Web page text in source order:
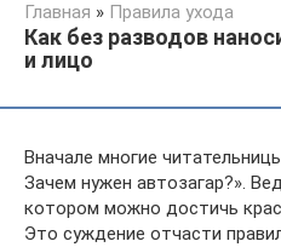
Главная » Правила ухода
Как без разводов
и лицо
Вначале многие
Зачем нужен автозагар?».
котором можно достичь
Это суждение отчасти